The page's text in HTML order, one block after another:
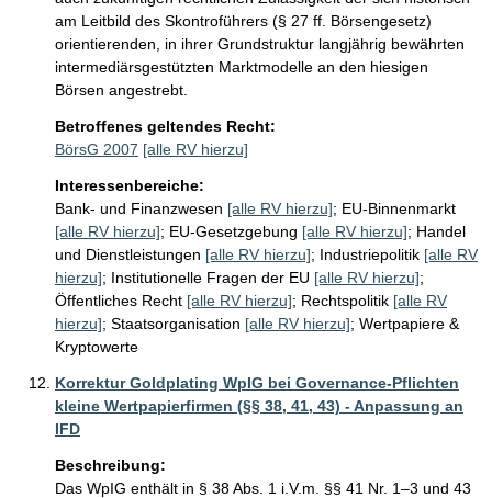
am Leitbild des Skontroführers (§ 27 ff. Börsengesetz)
orientierenden, in ihrer Grundstruktur langjährig bewährten
intermediärsgestützten Marktmodelle an den hiesigen
Börsen angestrebt.
Betroffenes geltendes Recht:
BörsG 2007 [alle RV hierzu]
Interessenbereiche:
Bank- und Finanzwesen [alle RV hierzu]; EU-Binnenmarkt
[alle RV hierzu]; EU-Gesetzgebung [alle RV hierzu]; Handel
und Dienstleistungen [alle RV hierzu]; Industriepolitik [alle RV
hierzu]; Institutionelle Fragen der EU [alle RV hierzu];
Öffentliches Recht [alle RV hierzu]; Rechtspolitik [alle RV
hierzu]; Staatsorganisation [alle RV hierzu]; Wertpapiere &
Kryptowerte
Korrektur Goldplating WpIG bei Governance-Pflichten
kleine Wertpapierfirmen (§§ 38, 41, 43) - Anpassung an
IFD
Beschreibung:
Das WpIG enthält in § 38 Abs. 1 i.V.m. §§ 41 Nr. 1–3 und 43